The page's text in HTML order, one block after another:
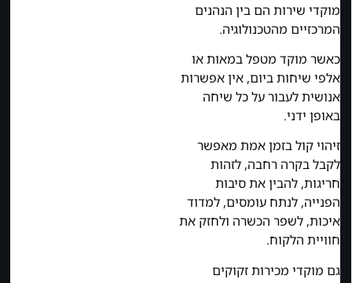
מוקדי שירות הם בין הנהנים
המרכזיים מהטכנולוגיה.
כאשר מוקד מטפל במאות או
אלפי שיחות ביום, אין אפשרות
אנושית לעבור על כל שיחה
באופן ידני.
זיהוי קול בזמן אמת מאפשר
לקבל בקרה רחבה, לזהות
חריגות, להבין את סיבות
הפנייה, לנתח עומסים, למדוד
איכות, לשפר הכשרה ולחזק את
חוויית הלקוח.
גם מוקדי מכירות זקוקים